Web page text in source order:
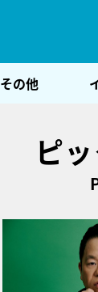
その他
ピ